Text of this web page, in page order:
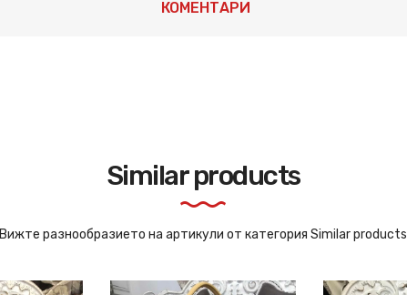
КОМЕНТАРИ
Similar products
Вижте разнообразието на артикули от категория Similar products